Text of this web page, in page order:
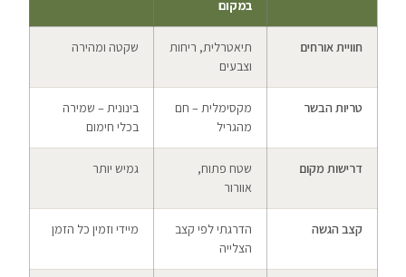
במקום
חוויית אורחים
תיאטרלית, ריחות
וצבעים
שקטה ומהירה
טריות הבשר
מקסימלית – חם
מהגריל
בינונית – שמירה
בכלי חימום
דרישות מקום
שטח פתוח,
אוורור
גמיש יותר
קצב הגשה
הדרגתי לפי קצב
הצלייה
מיידי וזמין כל הזמן